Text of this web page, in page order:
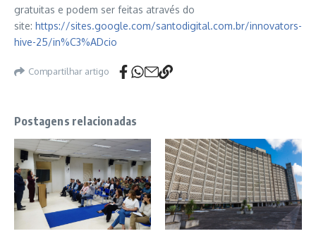
gratuitas e podem ser feitas através do
site: https://sites.google.com/santodigital.com.br/innovators-
hive-25/in%C3%ADcio
Compartilhar artigo
Postagens relacionadas